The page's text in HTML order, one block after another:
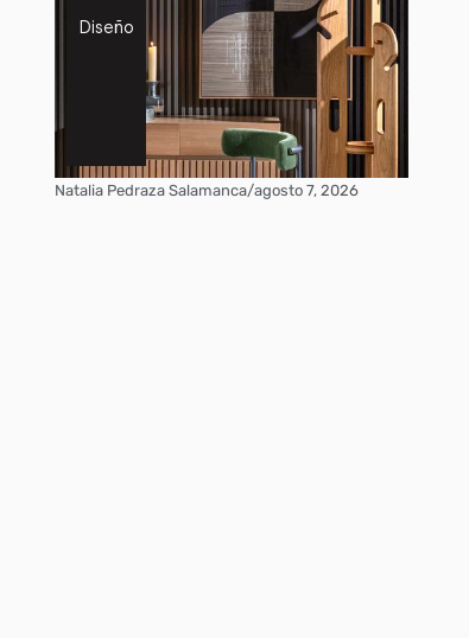
Diseño
Natalia Pedraza Salamanca/agosto 7, 2026